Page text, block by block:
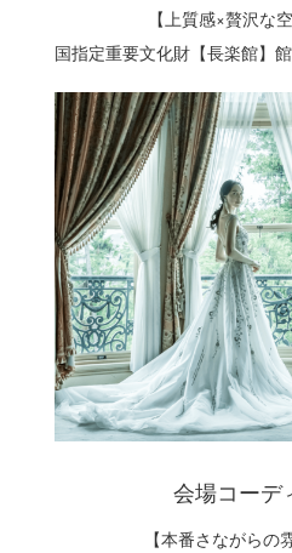
【上質感×贅沢な
国指定重要文化財【長楽館】
会場コーデ
【本番さながらの